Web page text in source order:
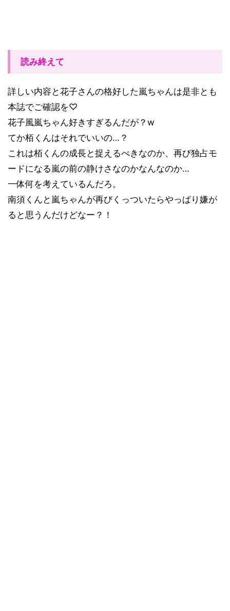
読み終えて
詳しい内容と花子さんの格好した嵐ちゃんは是非とも
本誌でご確認を♡
花子風嵐ちゃん好きすぎるんだが？w
てか栢くんはそれでいいの…？
これは栢くんの成長と捉えるべきなのか、再び独占モ
ードになる嵐の前の静けさなのかなんなのか…
一体何を考えているんだろ。
南須くんと嵐ちゃんが再びくっついたらやっぱり嫌が
ると思うんだけどなー？！